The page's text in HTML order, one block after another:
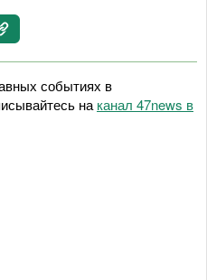
событиях в
на канал 47news в